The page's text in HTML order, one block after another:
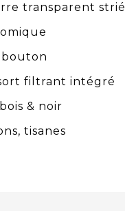
transparent strié
bouton
filtrant intégré
& noir
tisanes